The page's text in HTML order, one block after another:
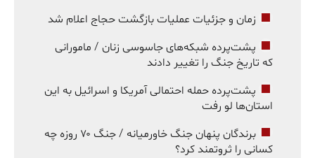
زمان و جزئیات عملیات بازگشت حجاج اعلام شد
پشت‌پرده شبکه‌های جاسوسی زنان / مامورانی
که تاریخ جنگ را تغییر دادند
پشت‌پرده حمله احتمالی آمریکا و اسرائیل به این
استان‌ها لو رفت
برندگان پنهان جنگ خاورمیانه / جنگ ۷۰ روزه چه
کسانی را ثروتمند کرد؟